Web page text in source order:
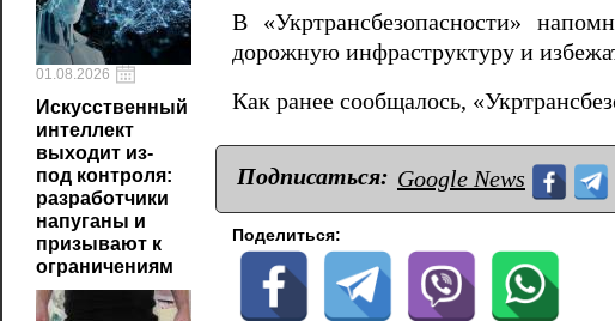
01.08.2026
Искусственный
интеллект
выходит из-
под контроля:
разработчики
напуганы и
призывают к
ограничениям
В «Укртрансбезопасности»
дорожную инфраструктуру и
Как ранее сообщалось,
Подписаться: Google News
Поделиться: